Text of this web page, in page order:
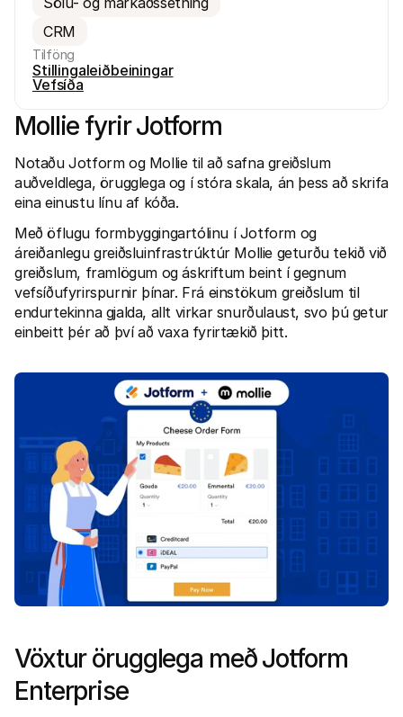
CRM
Tilföng
Stillingaleiðbeiningar
Vefsíða
Mollie fyrir Jotform
Notaðu Jotform og Mollie til að safna greiðslum
auðveldlega, örugglega og í stóra skala, án þess að skrifa
eina einustu línu af kóða.
Með öflugu formbyggingartólinu í Jotform og
áreiðanlegu greiðsluinfrastrúktúr Mollie geturðu tekið við
greiðslum, framlögum og áskriftum beint í gegnum
vefsíðufyrirspurnir þínar. Frá einstökum greiðslum til
endurtekinna gjalda, allt virkar snurðulaust, svo þú getur
einbeitt þér að því að vaxa fyrirtækið þitt.
Vöxtur örugglega með Jotform
Enterprise
Tæknilegar auðlindir
Kynntu þér þróunaraðilaauðlindir og uppfærslur
Bókasöfn
Sameinaðu Mollie við bókasöfn tilbúin til notkunar
Discord samfélag
Taktu þátt í forritarasamfélagi okkar
Um Mollie
Verðlag
Skoðaðu verðskrá okkar
Um okkur
Lærðu meira um sögu okkar og gildi
Fréttir
Lestu nýjustu fréttirnar frá Mollie
Sjáðu
Fyrir kaupendur
Fáðu að vita hvers vegna Mollie er á bankayfirlitinu þínu
Fyrir Mollie viðskiptavini
Hafðu samband við þjónustuverið okkar
Hafðu samband við söludeild
Kynntu þér hvernig við getum hjálpað fyrirtæki þínu